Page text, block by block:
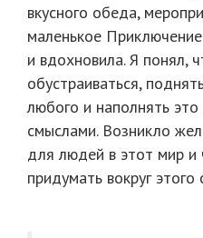
вкусного обеда,
маленькое
и вдохновила. Я понял,
обустраиваться,
любого и наполнять
смыслами. Возникло
для людей в этот мир и
придумать вокруг